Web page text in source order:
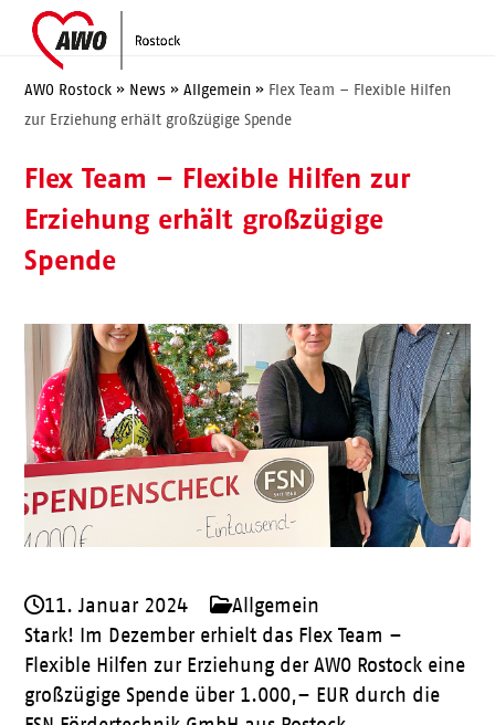
content
Open
mobile
menu
Close
mobile
menu
AWO Rostock » News »Allgemein » Flex Team – Flexible Hilfen
zur Erziehung erhält großzügige Spende
Flex Team – Flexible Hilfen zur
Erziehung erhält großzügige
Spende
11. Januar 2024
Allgemein
Stark! Im Dezember erhielt das Flex Team –
Flexible Hilfen zur Erziehung der AWO Rostock eine
großzügige Spende über 1.000,– EUR durch die